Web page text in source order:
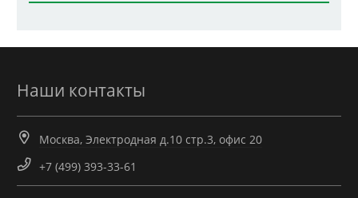
Наши контакты
Москва, Электродная д.10 стр.3, офис 20
+7 (499) 393-33-61